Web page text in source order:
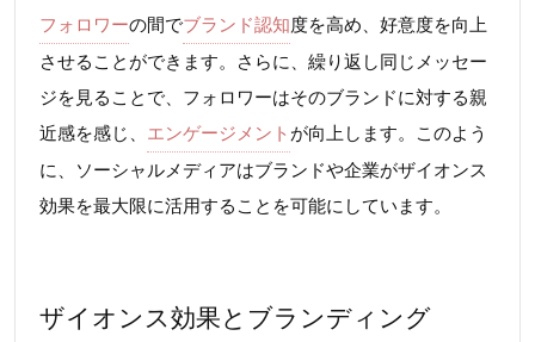
フォロワーの間でブランド認知度を高め、好意度を向上
させることができます。さらに、繰り返し同じメッセー
ジを見ることで、フォロワーはそのブランドに対する親
近感を感じ、 エンゲージメント が向上します。このよう
に、ソーシャルメディアはブランドや企業がザイオンス
効果を最大限に活用することを可能にしています。
ザイオンス効果とブランディング